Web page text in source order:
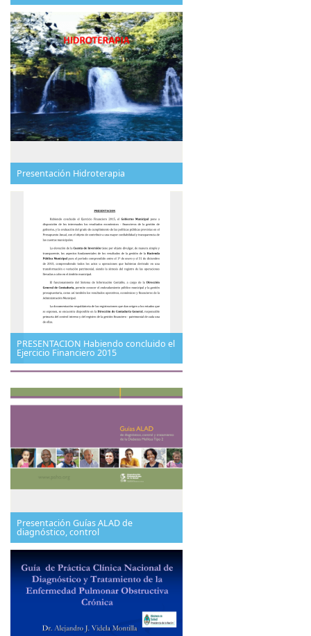
Presentación Hidroterapia
PRESENTACION Habiendo concluido el
Ejercicio Financiero 2015
Presentación Guías ALAD de
diagnóstico, control